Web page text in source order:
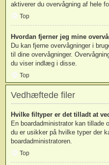
aktiverer du overvågning af hele
Top
Hvordan fjerner jeg mine
Du kan fjerne overvågninger i
til dine overvågninger.
du viser indlæg i disse.
Top
Vedhæftede filer
Hvilke filtyper er det tilladt at
En boardadministrator kan tillade
du er usikker på hvilke typer der
boardadministratoren.
Top